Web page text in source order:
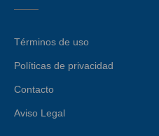
Términos de uso
Políticas de privacidad
Contacto
Aviso Legal